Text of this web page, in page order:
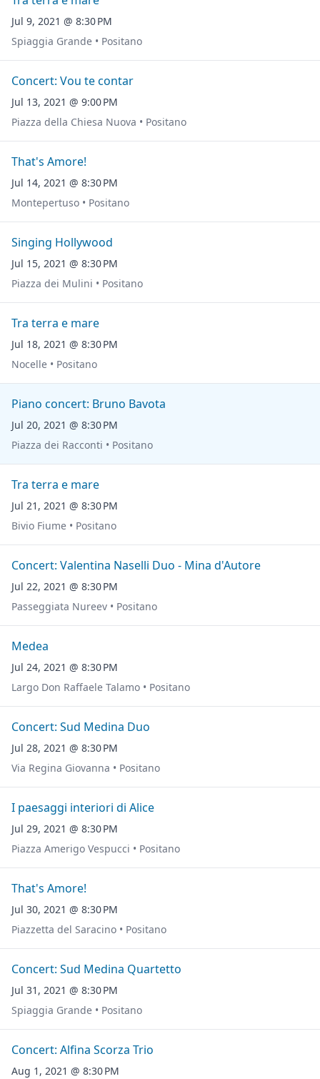
Jul 9, 2021 @ 8:30 PM
Spiaggia Grande • Positano
Concert: Vou te contar
Jul 13, 2021 @ 9:00 PM
Piazza della Chiesa Nuova • Positano
That's Amore!
Jul 14, 2021 @ 8:30 PM
Montepertuso • Positano
Singing Hollywood
Jul 15, 2021 @ 8:30 PM
Piazza dei Mulini • Positano
Tra terra e mare
Jul 18, 2021 @ 8:30 PM
Nocelle • Positano
Piano concert: Bruno Bavota
Jul 20, 2021 @ 8:30 PM
Piazza dei Racconti • Positano
Tra terra e mare
Jul 21, 2021 @ 8:30 PM
Bivio Fiume • Positano
Concert: Valentina Naselli Duo - Mina d'Autore
Jul 22, 2021 @ 8:30 PM
Passeggiata Nureev • Positano
Medea
Jul 24, 2021 @ 8:30 PM
Largo Don Raffaele Talamo • Positano
Concert: Sud Medina Duo
Jul 28, 2021 @ 8:30 PM
Via Regina Giovanna • Positano
I paesaggi interiori di Alice
Jul 29, 2021 @ 8:30 PM
Piazza Amerigo Vespucci • Positano
That's Amore!
Jul 30, 2021 @ 8:30 PM
Piazzetta del Saracino • Positano
Concert: Sud Medina Quartetto
Jul 31, 2021 @ 8:30 PM
Spiaggia Grande • Positano
Concert: Alfina Scorza Trio
Aug 1, 2021 @ 8:30 PM